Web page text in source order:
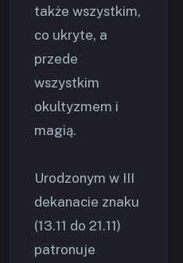
także wszystkim,
co ukryte, a
przede
wszystkim
okultyzmem i
magią.
Urodzonym w III
dekanacie znaku
(13.11 do 21.11)
patronuje